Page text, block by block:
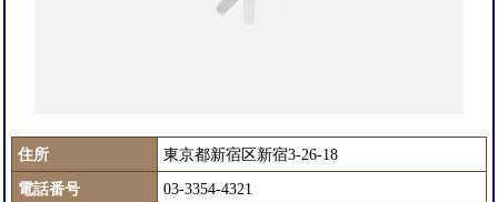
住所
東京都新宿区新宿3-26-18
電話番号
03-3354-4321